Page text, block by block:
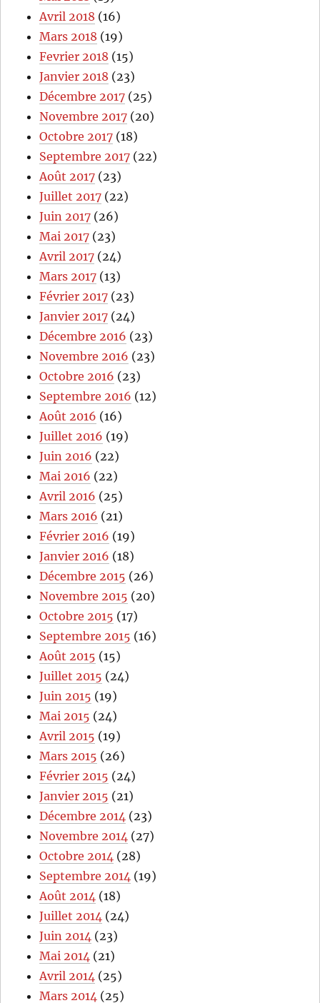
Avril 2018 (16)
Mars 2018 (19)
Fevrier 2018 (15)
Janvier 2018 (23)
Décembre 2017 (25)
Novembre 2017 (20)
Octobre 2017 (18)
Septembre 2017 (22)
Août 2017 (23)
Juillet 2017 (22)
Juin 2017 (26)
Mai 2017 (23)
Avril 2017 (24)
Mars 2017 (13)
Février 2017 (23)
Janvier 2017 (24)
Décembre 2016 (23)
Novembre 2016 (23)
Octobre 2016 (23)
Septembre 2016 (12)
Août 2016 (16)
Juillet 2016 (19)
Juin 2016 (22)
Mai 2016 (22)
Avril 2016 (25)
Mars 2016 (21)
Février 2016 (19)
Janvier 2016 (18)
Décembre 2015 (26)
Novembre 2015 (20)
Octobre 2015 (17)
Septembre 2015 (16)
Août 2015 (15)
Juillet 2015 (24)
Juin 2015 (19)
Mai 2015 (24)
Avril 2015 (19)
Mars 2015 (26)
Février 2015 (24)
Janvier 2015 (21)
Décembre 2014 (23)
Novembre 2014 (27)
Octobre 2014 (28)
Septembre 2014 (19)
Août 2014 (18)
Juillet 2014 (24)
Juin 2014 (23)
Mai 2014 (21)
Avril 2014 (25)
Mars 2014 (25)